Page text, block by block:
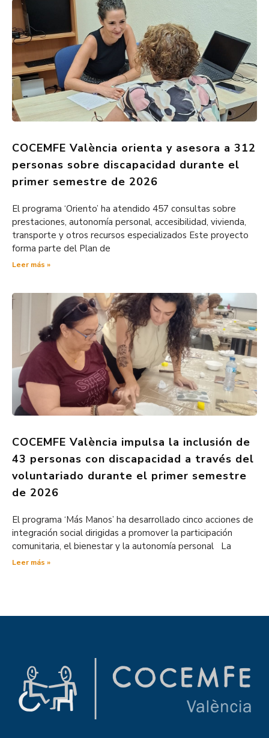
COCEMFE València orienta y asesora a 312
personas sobre discapacidad durante el
primer semestre de 2026
El programa ‘Oriento’ ha atendido 457 consultas sobre
prestaciones, autonomía personal, accesibilidad, vivienda,
transporte y otros recursos especializados Este proyecto
forma parte del Plan de
Leer más »
COCEMFE València impulsa la inclusión de
43 personas con discapacidad a través del
voluntariado durante el primer semestre
de 2026
El programa ‘Más Manos’ ha desarrollado cinco acciones de
integración social dirigidas a promover la participación
comunitaria, el bienestar y la autonomía personal La
Leer más »